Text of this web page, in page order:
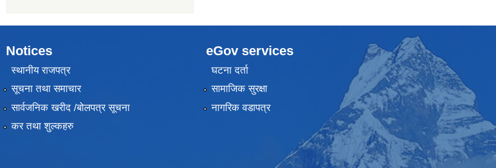
Notices
स्थानीय राजपत्र
सूचना तथा समाचार
सार्वजनिक खरीद /बोलपत्र सूचना
कर तथा शुल्कहरु
eGov services
घटना दर्ता
सामाजिक सुरक्षा
नागरिक वडापत्र